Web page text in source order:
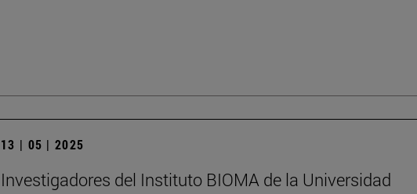
13 | 05 | 2025
Investigadores del Instituto BIOMA de la Universidad